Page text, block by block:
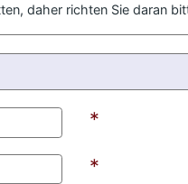
daher richten Sie daran
*
*